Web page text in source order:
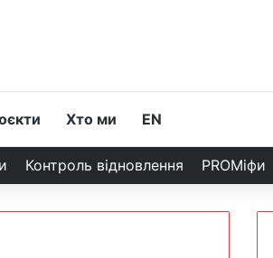
Хто ми EN
Контроль відновлення PROМіфи